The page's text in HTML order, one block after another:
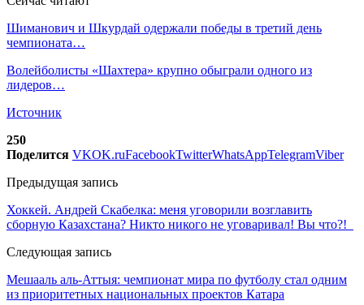
Шиманович и Шкурдай одержали победы в третий день
чемпионата…
Волейболисты «Шахтера» крупно обыграли одного из
лидеров…
Источник
250
Поделится VKOK.ruFacebookTwitterWhatsAppTelegramViber
Предыдущая запись
Хоккей. Андрей Скабелка: меня уговорили возглавить
сборную Казахстана? Никто никого не уговаривал! Вы что?!
Следующая запись
Мешааль аль-Аттыя: чемпионат мира по футболу стал одним
из приоритетных национальных проектов Катара